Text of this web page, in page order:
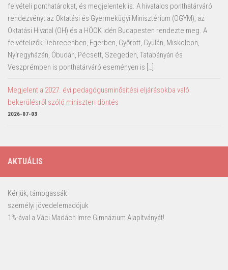
felvételi ponthatárokat, és megjelentek is. A hivatalos ponthatárváró
rendezvényt az Oktatási és Gyermekügyi Minisztérium (OGYM), az
Oktatási Hivatal (OH) és a HÖOK idén Budapesten rendezte meg. A
felvételizők Debrecenben, Egerben, Győrött, Gyulán, Miskolcon,
Nyíregyházán, Óbudán, Pécsett, Szegeden, Tatabányán és
Veszprémben is ponthatárváró eseményen is […]
Megjelent a 2027. évi pedagógusminősítési eljárásokba való
bekerülésről szóló miniszteri döntés
2026-07-03
AKTUÁLIS
Kérjük, támogassák
személyi jövedelemadójuk
1%-ával a Váci Madách Imre Gimnázium Alapítványát!